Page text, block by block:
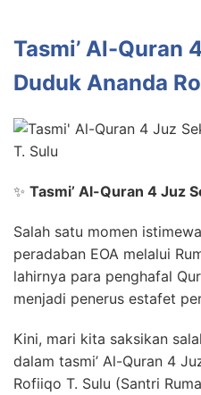
Tasmi’ Al-Quran
Duduk Ananda
✨ Tasmi’ Al-Quran 4 Juz
Salah satu momen
peradaban EOA melalui
lahirnya para penghafal
menjadi penerus estafet
Kini, mari kita saksikan
dalam tasmi’ Al-Quran 4
Rofiiqo T. Sulu (Santri